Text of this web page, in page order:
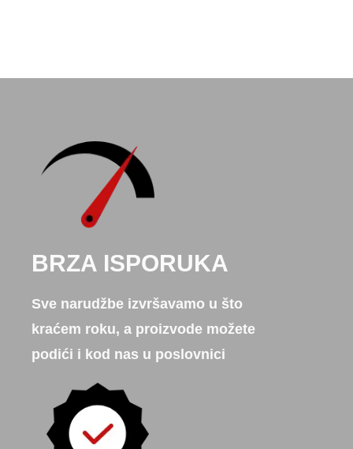
BRZA ISPORUKA
Sve narudžbe izvršavamo u što
kraćem roku, a proizvode možete
podići i kod nas u poslovnici